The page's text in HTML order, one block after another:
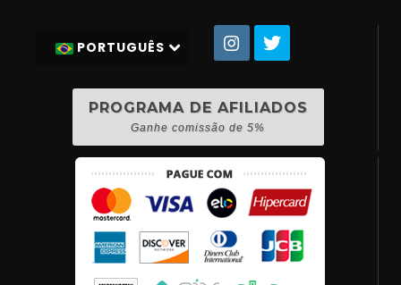
PORTUGUÊS
PROGRAMA DE AFILIADOS
Ganhe comissão de 5%